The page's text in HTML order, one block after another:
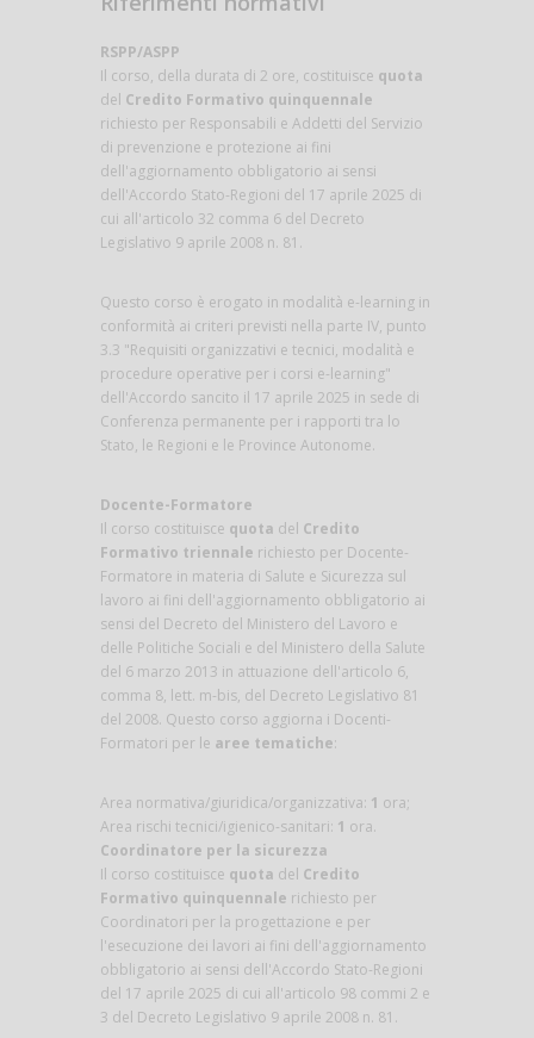
RSPP/ASPP
Il corso, della durata di 2 ore, costituisce quota
del Credito Formativo quinquennale
richiesto per Responsabili e Addetti del Servizio
di prevenzione e protezione ai fini
dell'aggiornamento obbligatorio ai sensi
dell'Accordo Stato-Regioni del 17 aprile 2025 di
cui all'articolo 32 comma 6 del Decreto
Legislativo 9 aprile 2008 n. 81.
Questo corso è erogato in modalità e-learning in
conformità ai criteri previsti nella parte IV, punto
3.3 "Requisiti organizzativi e tecnici, modalità e
procedure operative per i corsi e-learning"
dell'Accordo sancito il 17 aprile 2025 in sede di
Conferenza permanente per i rapporti tra lo
Stato, le Regioni e le Province Autonome.
Docente-Formatore
Il corso costituisce quota del Credito
Formativo triennale richiesto per Docente-
Formatore in materia di Salute e Sicurezza sul
lavoro ai fini dell'aggiornamento obbligatorio ai
sensi del Decreto del Ministero del Lavoro e
delle Politiche Sociali e del Ministero della Salute
del 6 marzo 2013 in attuazione dell'articolo 6,
comma 8, lett. m-bis, del Decreto Legislativo 81
del 2008. Questo corso aggiorna i Docenti-
Formatori per le aree tematiche:
Area normativa/giuridica/organizzativa: 1 ora;
Area rischi tecnici/igienico-sanitari: 1 ora.
Coordinatore per la sicurezza
Il corso costituisce quota del Credito
Formativo quinquennale richiesto per
Coordinatori per la progettazione e per
l'esecuzione dei lavori ai fini dell'aggiornamento
obbligatorio ai sensi dell'Accordo Stato-Regioni
del 17 aprile 2025 di cui all'articolo 98 commi 2 e
3 del Decreto Legislativo 9 aprile 2008 n. 81.